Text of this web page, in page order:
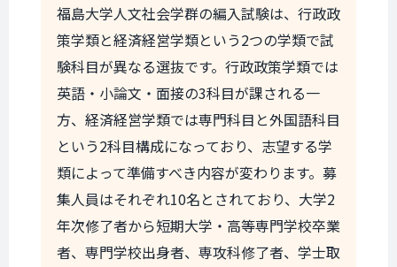
福島大学人文社会学群の編入試験は、行政政
策学類と経済経営学類という2つの学類で試
験科目が異なる選抜です。行政政策学類では
英語・小論文・面接の3科目が課される一
方、経済経営学類では専門科目と外国語科目
という2科目構成になっており、志望する学
類によって準備すべき内容が変わります。募
集人員はそれぞれ10名とされており、大学2
年次修了者から短期大学・高等専門学校卒業
者、専門学校出身者、専攻科修了者、学士取